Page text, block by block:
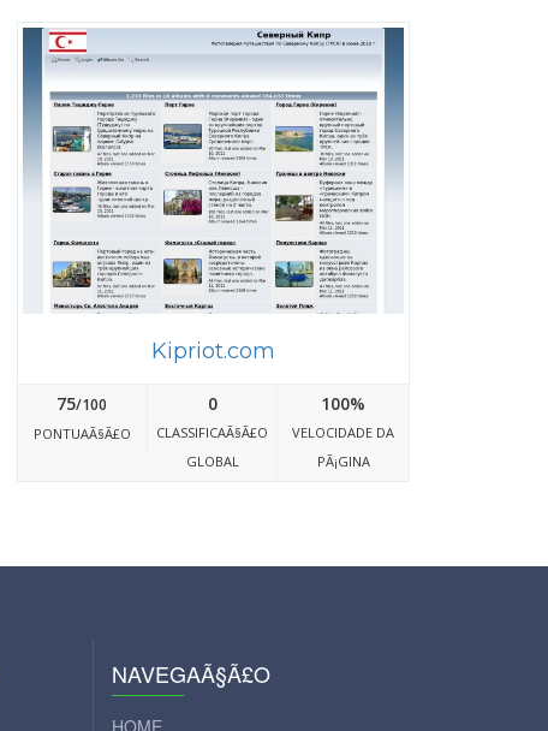
Kipriot.com
75/100
PONTUAÃ§Ã£O
0
CLASSIFICAÃ§Ã£O
GLOBAL
100%
VELOCIDADE DA
PÃ¡GINA
NAVEGAÃ§Ã£O